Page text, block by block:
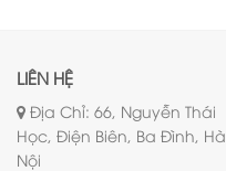
LIÊN HỆ
Địa Chỉ: 66, Nguyễn Thái
Học, Điện Biên, Ba Đình, Hà
Nội